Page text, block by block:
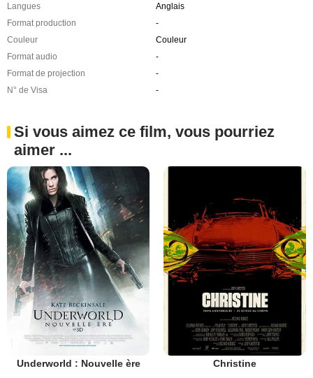
Langues
Anglais
Format production
-
Couleur
Couleur
Format audio
-
Format de projection
-
N° de Visa
-
Si vous aimez ce film, vous pourriez
aimer ...
Underworld : Nouvelle ère Christine